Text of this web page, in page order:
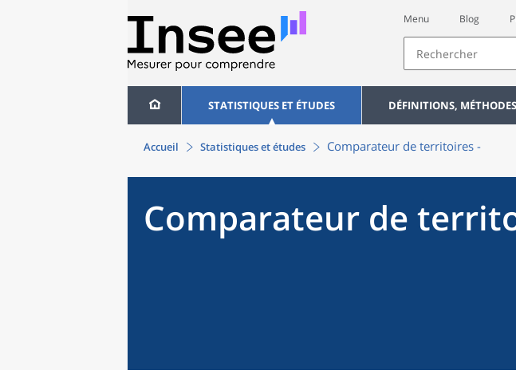
Menu Blog
STATISTIQUES ET ÉTUDES DÉFINITIONS,
Accueil Statistiques et études Comparateur de territoires -
Comparateur de